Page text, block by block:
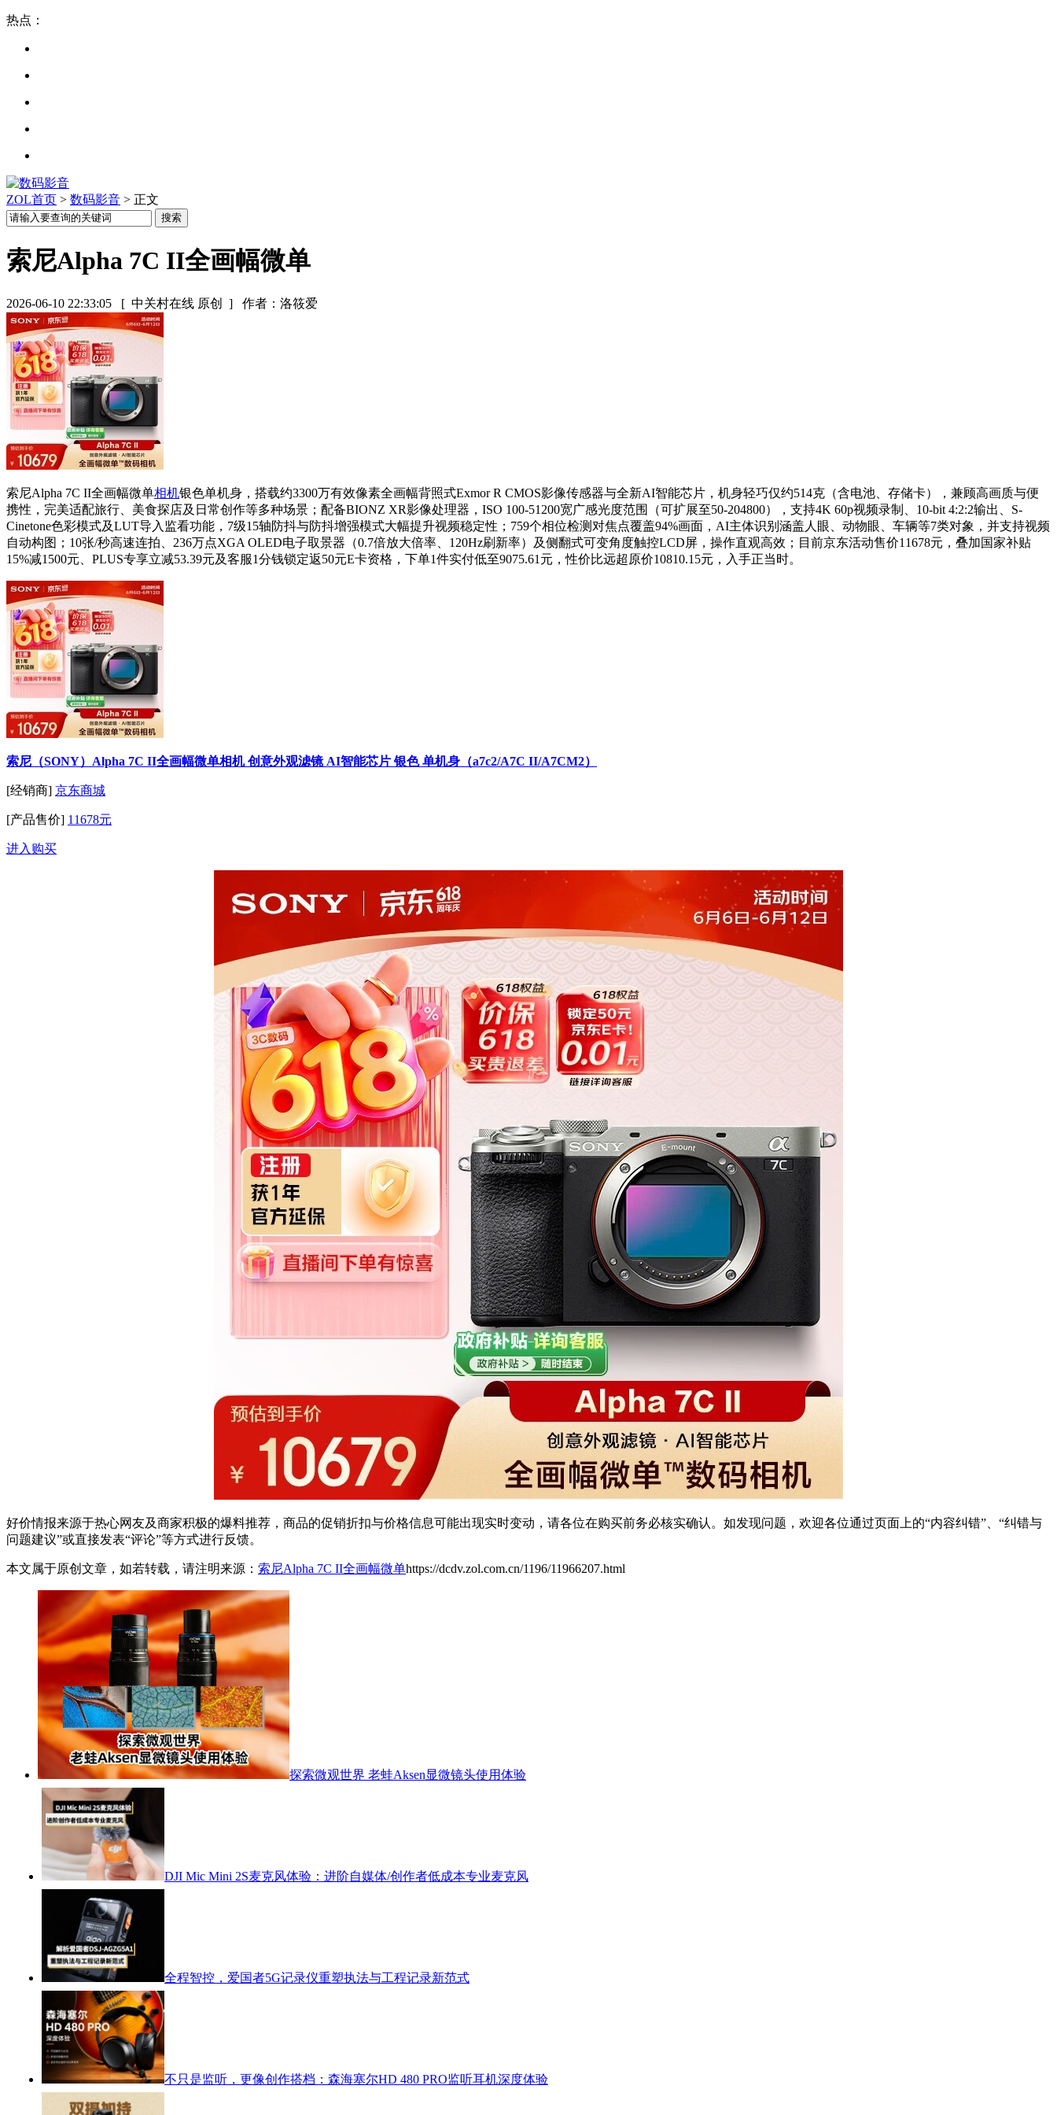
热点：
ZOL首页 > 数码影音 > 正文
索尼Alpha 7C II全画幅微单
2026-06-10 22:33:05 [ 中关村在线 原创 ] 作者：洛筱爱
索尼Alpha 7C II全画幅微单相机银色单机身，搭载约3300万有效像素全画幅背照式Exmor R CMOS影像传感器与全新AI智能芯片，机身轻巧仅约514克（含电池、存储卡），兼顾高画质与便
携性，完美适配旅行、美食探店及日常创作等多种场景；配备BIONZ XR影像处理器，ISO 100-51200宽广感光度范围（可扩展至50-204800），支持4K 60p视频录制、10-bit 4:2:2输出、S-
Cinetone色彩模式及LUT导入监看功能，7级15轴防抖与防抖增强模式大幅提升视频稳定性；759个相位检测对焦点覆盖94%画面，AI主体识别涵盖人眼、动物眼、车辆等7类对象，并支持视频
自动构图；10张/秒高速连拍、236万点XGA OLED电子取景器（0.7倍放大倍率、120Hz刷新率）及侧翻式可变角度触控LCD屏，操作直观高效；目前京东活动售价11678元，叠加国家补贴
15%减1500元、PLUS专享立减53.39元及客服1分钱锁定返50元E卡资格，下单1件实付低至9075.61元，性价比远超原价10810.15元，入手正当时。
索尼（SONY）Alpha 7C II全画幅微单相机 创意外观滤镜 AI智能芯片 银色 单机身（a7c2/A7C II/A7CM2）
[经销商] 京东商城
[产品售价] 11678元
进入购买
好价情报来源于热心网友及商家积极的爆料推荐，商品的促销折扣与价格信息可能出现实时变动，请各位在购买前务必核实确认。如发现问题，欢迎各位通过页面上的“内容纠错”、“纠错与
问题建议”或直接发表“评论”等方式进行反馈。
本文属于原创文章，如若转载，请注明来源： 索尼Alpha 7C II全画幅微单https://dcdv.zol.com.cn/1196/11966207.html
探索微观世界 老蛙Aksen显微镜头使用体验
DJI Mic Mini 2S麦克风体验：进阶自媒体/创作者低成本专业麦克风
全程智控，爱国者5G记录仪重塑执法与工程记录新范式
不只是监听，更像创作搭档：森海塞尔HD 480 PRO监听耳机深度体验